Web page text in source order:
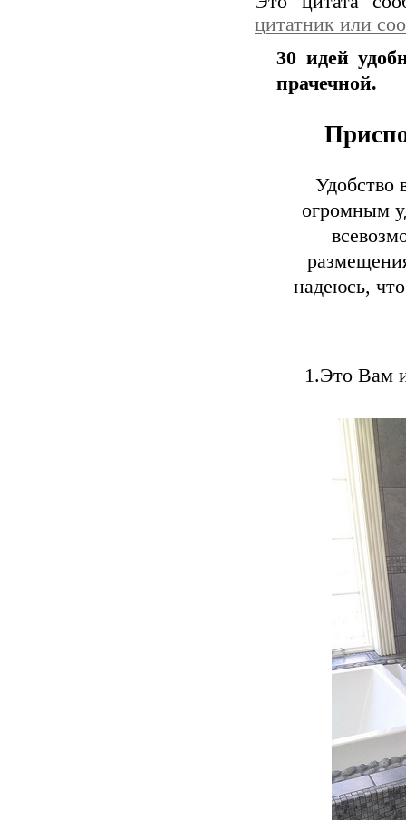
цитатник или
30 идей
прачечной.
Удобство
огромным
надеюсь,
1.Это Вам